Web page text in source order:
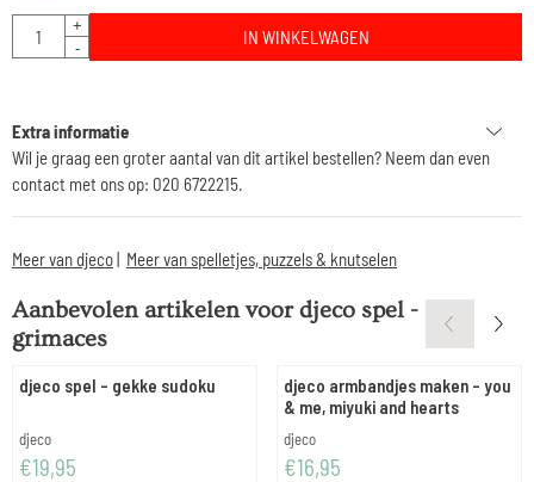
Aantal
+
-
IN WINKELWAGEN
Extra informatie
Wil je graag een groter aantal van dit artikel bestellen? Neem dan even
contact met ons op: 020 6722215.
Meer van djeco| Meer van spelletjes, puzzels & knutselen
Aanbevolen artikelen voordjeco spel -
grimaces
djeco spel - gekke sudoku
Merk:
djeco
Prijs: 19,95
€19,95
djeco armbandjes maken - you
& me, miyuki and hearts
Merk:
djeco
Prijs: 16,95
€16,95